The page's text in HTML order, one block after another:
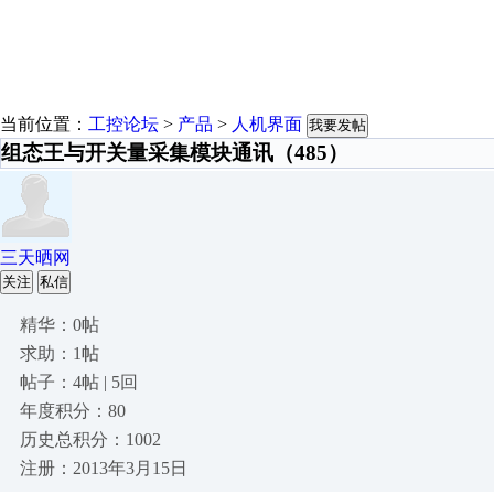
当前位置： 工控论坛 > 产品 > 人机界面 我要发帖
组态王与开关量采集模块通讯（485）
三天晒网
关注 私信
精华：0帖
求助：1帖
帖子：4帖 | 5回
年度积分：80
历史总积分：1002
注册：2013年3月15日